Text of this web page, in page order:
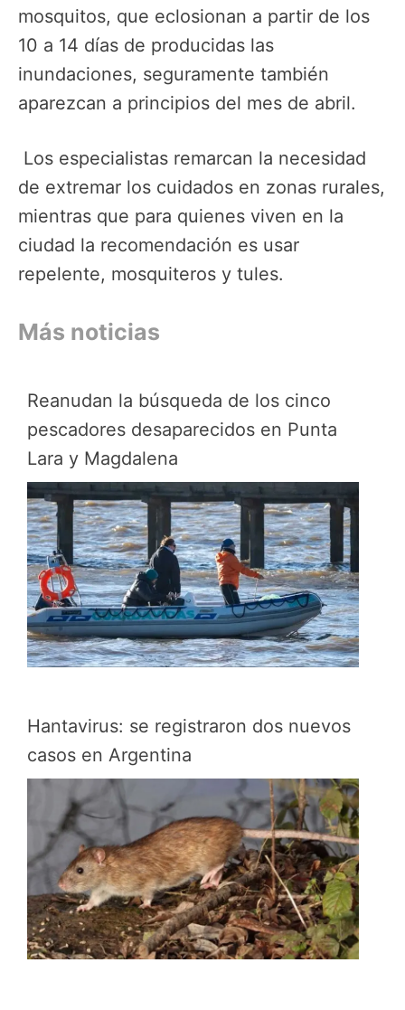
mosquitos, que eclosionan a partir de los
10 a 14 días de producidas las
inundaciones, seguramente también
aparezcan a principios del mes de abril.
Los especialistas remarcan la necesidad
de extremar los cuidados en zonas rurales,
mientras que para quienes viven en la
ciudad la recomendación es usar
repelente, mosquiteros y tules.
Más noticias
Reanudan la búsqueda de los cinco
pescadores desaparecidos en Punta
Lara y Magdalena
Hantavirus: se registraron dos nuevos
casos en Argentina